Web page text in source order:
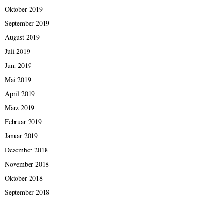
Oktober 2019
September 2019
August 2019
Juli 2019
Juni 2019
Mai 2019
April 2019
März 2019
Februar 2019
Januar 2019
Dezember 2018
November 2018
Oktober 2018
September 2018